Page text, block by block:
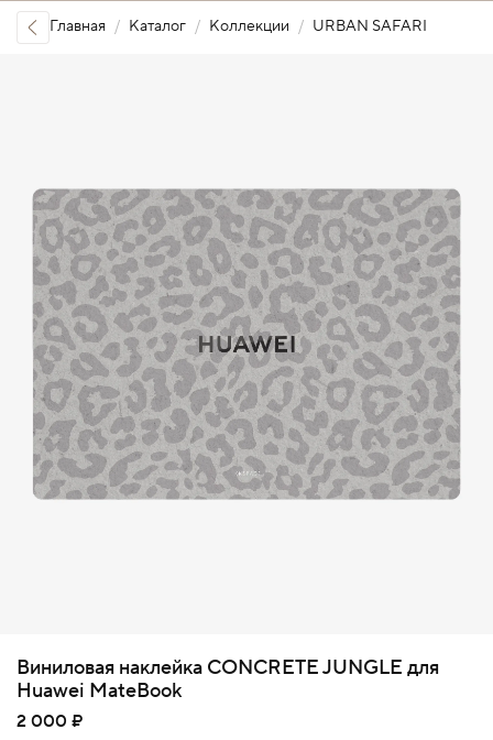
Главная Каталог Коллекции URBAN SAFARI
Виниловая наклейка CONCRETE JUNGLE для
Huawei MateBook
2 000 ₽